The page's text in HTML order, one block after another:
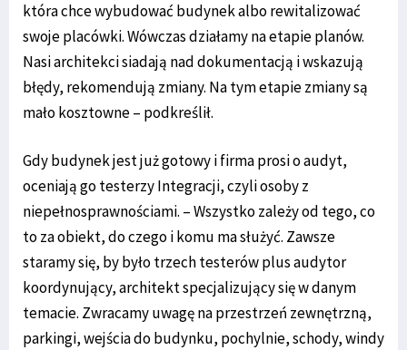
która chce wybudować budynek albo rewitalizować
swoje placówki. Wówczas działamy na etapie planów.
Nasi architekci siadają nad dokumentacją i wskazują
błędy, rekomendują zmiany. Na tym etapie zmiany są
mało kosztowne – podkreślił.
Gdy budynek jest już gotowy i firma prosi o audyt,
oceniają go testerzy Integracji, czyli osoby z
niepełnosprawnościami. – Wszystko zależy od tego, co
to za obiekt, do czego i komu ma służyć. Zawsze
staramy się, by było trzech testerów plus audytor
koordynujący, architekt specjalizujący się w danym
temacie. Zwracamy uwagę na przestrzeń zewnętrzną,
parkingi, wejścia do budynku, pochylnie, schody, windy